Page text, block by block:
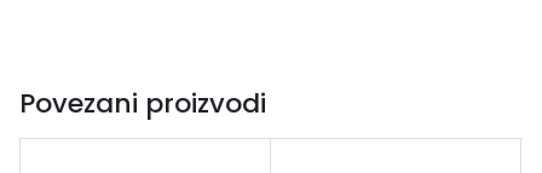
Povezani proizvodi